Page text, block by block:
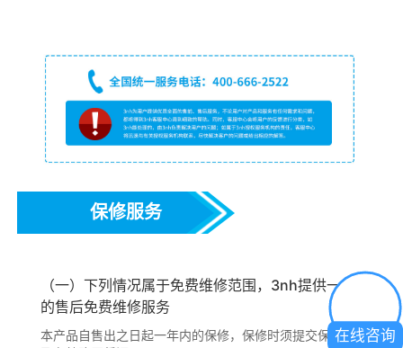
保修服务
（一）下列情况属于免费维修范围，3nh提供一年
的售后免费维修服务
本产品自售出之日起一年内的保修，保修时须提交保修卡在线咨询